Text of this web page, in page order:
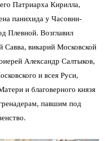
Патриарха Кирилла,
панихида у Часовни-
Плевной. Возглавил
Савва, викарий Московской
Александр Салтыков,
и всея Руси,
и благоверного князя
павшим под